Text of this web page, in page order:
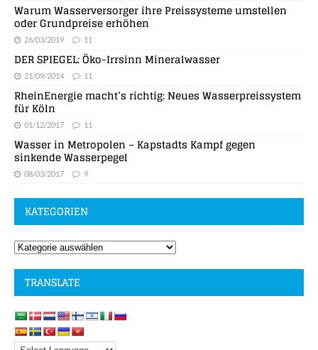
Warum Wasserversorger ihre Preissysteme umstellen
oder Grundpreise erhöhen
26/03/2019 11
DER SPIEGEL: Öko-Irrsinn Mineralwasser
21/09/2014 11
RheinEnergie macht’s richtig: Neues Wasserpreissystem
für Köln
01/12/2017 11
Wasser in Metropolen – Kapstadts Kampf gegen
sinkende Wasserpegel
08/03/2017 9
KATEGORIEN
TRANSLATE